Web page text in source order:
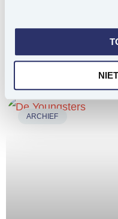
De ‘ouderen’
plussers
ARCHIEF